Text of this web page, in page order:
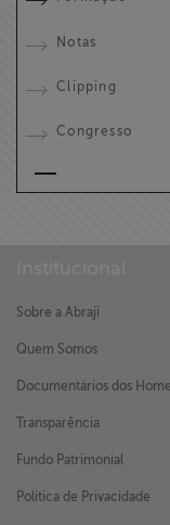
Notas
Clipping
Congresso
Sobre a Abraji
Quem Somos
Documentários dos
Transparência
Fundo Patrimonial
Política de Privacidade